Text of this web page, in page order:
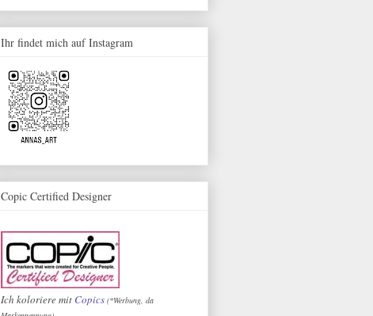
Ihr findet mich auf Instagram
Copic Certified Designer
Ich koloriere mit Copics (*Werbung, da